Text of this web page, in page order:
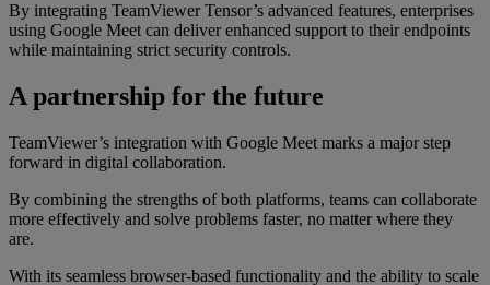
By integrating TeamViewer Tensor’s advanced features, enterprises
using Google Meet can deliver enhanced support to their endpoints
while maintaining strict security controls.
A partnership for the future
TeamViewer’s integration with Google Meet marks a major step
forward in digital collaboration.
By combining the strengths of both platforms, teams can collaborate
more effectively and solve problems faster, no matter where they
are.
With its seamless browser-based functionality and the ability to scale